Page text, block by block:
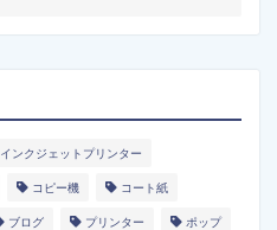
インクジェットプリンター
コピー機 コート紙
ブログ プリンター ポップ